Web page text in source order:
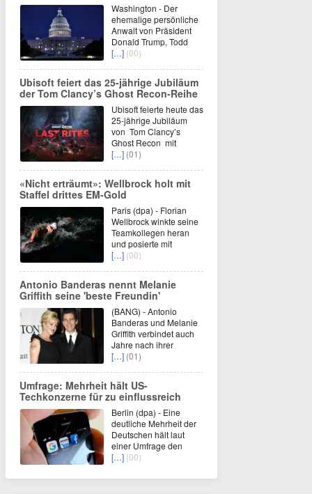
Washington - Der
ehemalige persönliche
Anwalt von Präsident
Donald Trump, Todd
[…] (00)
Ubisoft feiert das 25-jährige Jubiläum
der Tom Clancy’s Ghost Recon-Reihe
Ubisoft feierte heute das
25-jährige Jubiläum
von Tom Clancy’s
Ghost Recon mit
[…] (01)
«Nicht erträumt»: Wellbrock holt mit
Staffel drittes EM-Gold
Paris (dpa) - Florian
Wellbrock winkte seine
Teamkollegen heran
und posierte mit
[…] (00)
Antonio Banderas nennt Melanie
Griffith seine 'beste Freundin'
(BANG) - Antonio
Banderas und Melanie
Griffith verbindet auch
Jahre nach ihrer
[…] (01)
Umfrage: Mehrheit hält US-
Techkonzerne für zu einflussreich
Berlin (dpa) - Eine
deutliche Mehrheit der
Deutschen hält laut
einer Umfrage den
[…] (00)